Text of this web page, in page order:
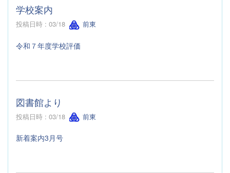
学校案内
投稿日時 : 03/18 前東
令和７年度学校評価
図書館より
投稿日時 : 03/18 前東
新着案内3月号